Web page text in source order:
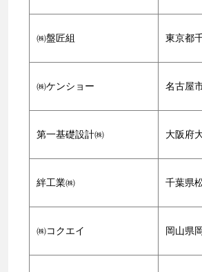
㈱盤匠組 東京都
㈱ケンショー 名古屋
第一基礎設計㈱ 大阪府
絆工業㈱ 千葉県
㈱コクエイ 岡山県